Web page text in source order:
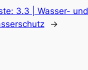
3.3 | Wasser- und
→